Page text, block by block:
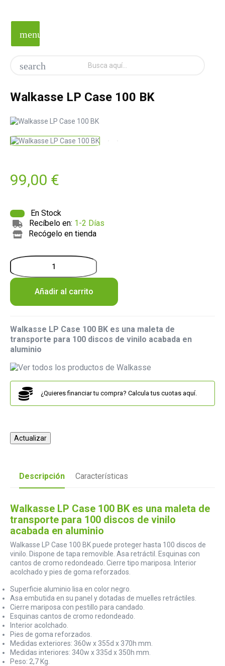
menu
search
Walkasse LP Case 100 BK
99,00 €
En Stock
Recíbelo en: 1-2 Días
Recógelo en tienda
Añadir al carrito
Walkasse LP Case 100 BK es una maleta de
transporte para 100 discos de vinilo acabada en
aluminio
¿Quieres financiar tu compra? Calcula tus cuotas aquí.
Descripción Características
Walkasse LP Case 100 BK es una maleta de
transporte para 100 discos de vinilo
acabada en aluminio
Walkasse LP Case 100 BK puede proteger hasta 100 discos de
vinilo. Dispone de tapa removible. Asa retráctil. Esquinas con
cantos de cromo redondeado. Cierre tipo mariposa. Interior
acolchado y pies de goma reforzados.
Superficie aluminio lisa en color negro.
Asa embutida en su panel y dotadas de muelles retráctiles.
Cierre mariposa con pestillo para candado.
Esquinas cantos de cromo redondeado.
Interior acolchado.
Pies de goma reforzados.
Medidas exteriores: 360w x 355d x 370h mm.
Medidas interiores: 340w x 335d x 350h mm.
Peso: 2,7 Kg.